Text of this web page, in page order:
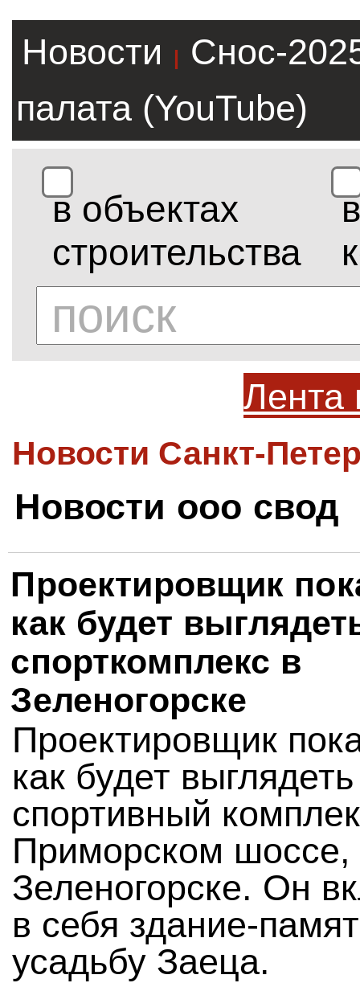
Новости |
Снос-
палата (YouTube)
в объектах
строительства
в
Лента
Новости Санкт-
Новости ооо свод
Проектировщик
как будет
спорткомплекс в
Зеленогорске
Проектировщик
как будет выглядеть
спортивный
Приморском шоссе,
Зеленогорске. Он
в себя здание-
усадьбу Заеца.